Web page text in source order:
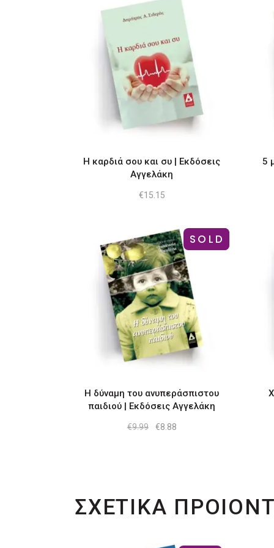
Η καρδιά σου και συ | Εκδόσεις
Αγγελάκη
€15.15
5
-11%
SOLD
Η δύναμη του ανυπεράσπιστου
παιδιού | Εκδόσεις Αγγελάκη
€9.99
Original
€8.88Η
ΣΧΕΤΙΚΑ